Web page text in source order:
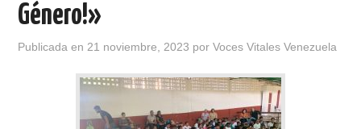
Género!»
Publicada en 21 noviembre, 2023 porVoces Vitales Venezuela